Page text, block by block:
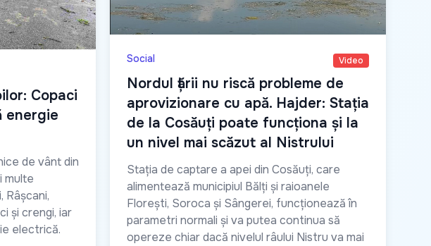
Copaci
energie
de vânt din
multe
Râșcani,
și crengi, iar
electrică.
Social Video
Nordul țării nu riscă probleme de
aprovizionare cu apă. Hajder: Stația
de la Cosăuți poate funcționa și la
un nivel mai scăzut al Nistrului
Stația de captare a apei din Cosăuți, care
alimentează municipiul Bălți și raioanele
Florești, Soroca și Sângerei, funcționează în
parametri normali și va putea continua să
opereze chiar dacă nivelul râului Nistru va mai